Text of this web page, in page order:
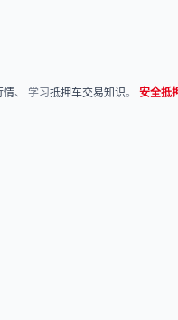
情、 学习抵押车交易知识。 安全抵